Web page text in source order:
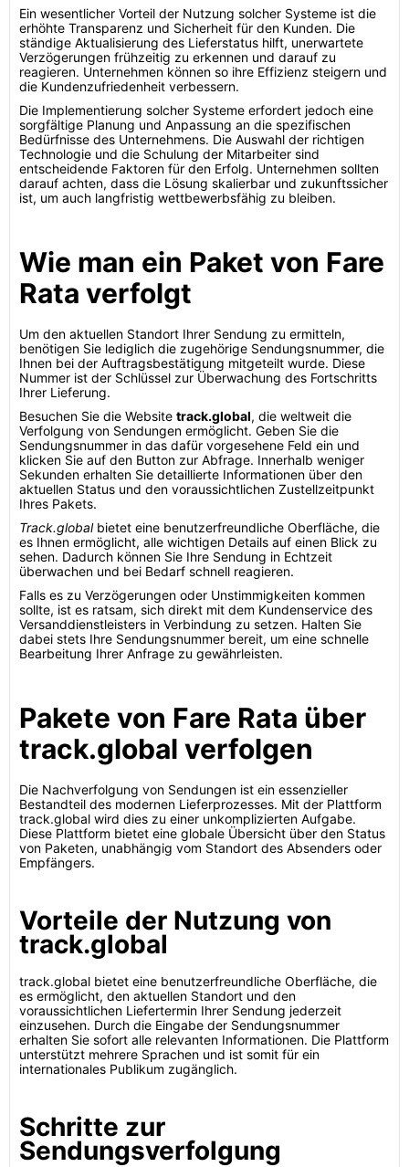
Ein wesentlicher Vorteil der Nutzung solcher Systeme ist die
erhöhte Transparenz und Sicherheit für den Kunden. Die
ständige Aktualisierung des Lieferstatus hilft, unerwartete
Verzögerungen frühzeitig zu erkennen und darauf zu
reagieren. Unternehmen können so ihre Effizienz steigern und
die Kundenzufriedenheit verbessern.
Die Implementierung solcher Systeme erfordert jedoch eine
sorgfältige Planung und Anpassung an die spezifischen
Bedürfnisse des Unternehmens. Die Auswahl der richtigen
Technologie und die Schulung der Mitarbeiter sind
entscheidende Faktoren für den Erfolg. Unternehmen sollten
darauf achten, dass die Lösung skalierbar und zukunftssicher
ist, um auch langfristig wettbewerbsfähig zu bleiben.
Wie man ein Paket von Fare
Rata verfolgt
Um den aktuellen Standort Ihrer Sendung zu ermitteln,
benötigen Sie lediglich die zugehörige Sendungsnummer, die
Ihnen bei der Auftragsbestätigung mitgeteilt wurde. Diese
Nummer ist der Schlüssel zur Überwachung des Fortschritts
Ihrer Lieferung.
Besuchen Sie die Website track.global, die weltweit die
Verfolgung von Sendungen ermöglicht. Geben Sie die
Sendungsnummer in das dafür vorgesehene Feld ein und
klicken Sie auf den Button zur Abfrage. Innerhalb weniger
Sekunden erhalten Sie detaillierte Informationen über den
aktuellen Status und den voraussichtlichen Zustellzeitpunkt
Ihres Pakets.
Track.globalbietet eine benutzerfreundliche Oberfläche, die
es Ihnen ermöglicht, alle wichtigen Details auf einen Blick zu
sehen. Dadurch können Sie Ihre Sendung in Echtzeit
überwachen und bei Bedarf schnell reagieren.
Falls es zu Verzögerungen oder Unstimmigkeiten kommen
sollte, ist es ratsam, sich direkt mit dem Kundenservice des
Versanddienstleisters in Verbindung zu setzen. Halten Sie
dabei stets Ihre Sendungsnummer bereit, um eine schnelle
Bearbeitung Ihrer Anfrage zu gewährleisten.
Pakete von Fare Rata über
track.global verfolgen
Die Nachverfolgung von Sendungen ist ein essenzieller
Bestandteil des modernen Lieferprozesses. Mit der Plattform
track.global wird dies zu einer unkomplizierten Aufgabe.
Diese Plattform bietet eine globale Übersicht über den Status
von Paketen, unabhängig vom Standort des Absenders oder
Empfängers.
Vorteile der Nutzung von
track.global
track.global bietet eine benutzerfreundliche Oberfläche, die
es ermöglicht, den aktuellen Standort und den
voraussichtlichen Liefertermin Ihrer Sendung jederzeit
einzusehen. Durch die Eingabe der Sendungsnummer
erhalten Sie sofort alle relevanten Informationen. Die Plattform
unterstützt mehrere Sprachen und ist somit für ein
internationales Publikum zugänglich.
Schritte zur
Sendungsverfolgung